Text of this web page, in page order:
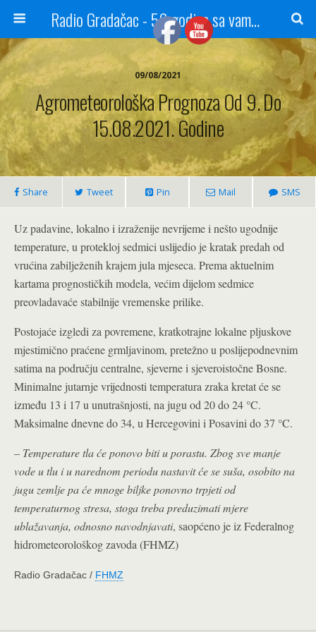
Radio Gradačac - 56 godina sa vama...
09/08/2021
Agrometeorološka Prognoza Od 9. Do
15.08.2021. Godine
Share Tweet Pin Mail SMS
Uz padavine, lokalno i izraženije nevrijeme i nešto ugodnije
temperature, u protekloj sedmici uslijedio je kratak predah od
vrućina zabilježenih krajem jula mjeseca. Prema aktuelnim
kartama prognostičkih modela, većim dijelom sedmice
preovladavaće stabilnije vremenske prilike.
Postojaće izgledi za povremene, kratkotrajne lokalne pljuskove
mjestimično praćene grmljavinom, pretežno u poslijepodnevnim
satima na području centralne, sjeverne i sjeveroistočne Bosne.
Minimalne jutarnje vrijednosti temperatura zraka kretat će se
između 13 i 17 u unutrašnjosti, na jugu od 20 do 24 °C.
Maksimalne dnevne do 34, u Hercegovini i Posavini do 37 °C.
– Temperature tla će ponovo biti u porastu. Zbog sve manje
vode u tlu i u narednom periodu nastavit će se suša, osobito na
jugu zemlje pa će mnoge biljke ponovno trpjeti od
temperaturnog stresa, stoga treba preduzimati mjere
ublažavanja, odnosno navodnjavati, saopćeno je iz Federalnog
hidrometeorološkog zavoda (FHMZ)
Radio Gradačac / FHMZ